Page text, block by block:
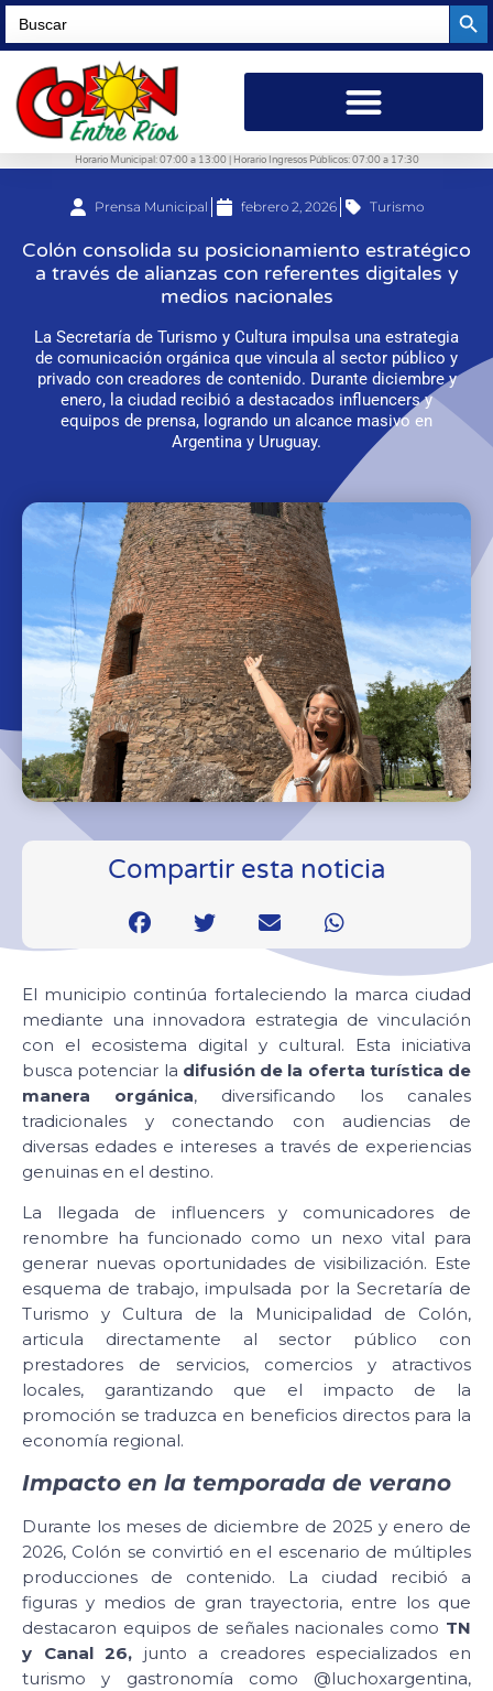
Search
for:
Horario Municipal: 07:00 a 13:00 | Horario Ingresos Públicos: 07:00 a 17:30
Prensa Municipal febrero 2, 2026 Turismo
Colón consolida su posicionamiento estratégico
a través de alianzas con referentes digitales y
medios nacionales
La Secretaría de Turismo y Cultura impulsa una estrategia
de comunicación orgánica que vincula al sector público y
privado con creadores de contenido. Durante diciembre y
enero, la ciudad recibió a destacados influencers y
equipos de prensa, logrando un alcance masivo en
Argentina y Uruguay.
Compartir esta noticia
El municipio continúa fortaleciendo la marca ciudad
mediante una innovadora estrategia de vinculación
con el ecosistema digital y cultural. Esta iniciativa
busca potenciar la difusión de la oferta turística de
manera orgánica, diversificando los canales
tradicionales y conectando con audiencias de
diversas edades e intereses a través de experiencias
genuinas en el destino.
La llegada de influencers y comunicadores de
renombre ha funcionado como un nexo vital para
generar nuevas oportunidades de visibilización. Este
esquema de trabajo, impulsada por la Secretaría de
Turismo y Cultura de la Municipalidad de Colón,
articula directamente al sector público con
prestadores de servicios, comercios y atractivos
locales, garantizando que el impacto de la
promoción se traduzca en beneficios directos para la
economía regional.
Impacto en la temporada de verano
Durante los meses de diciembre de 2025 y enero de
2026, Colón se convirtió en el escenario de múltiples
producciones de contenido. La ciudad recibió a
figuras y medios de gran trayectoria, entre los que
destacaron equipos de señales nacionales como TN
y Canal 26, junto a creadores especializados en
turismo y gastronomía como @luchoxargentina,